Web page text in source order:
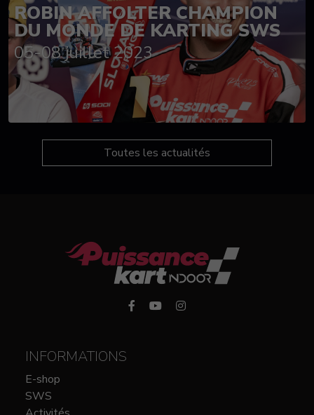
ROBIN AFFOLTER CHAMPION
DU MONDE DE KARTING SWS
05-08 juillet 2023
Toutes les actualités
INFORMATIONS
E-shop
SWS